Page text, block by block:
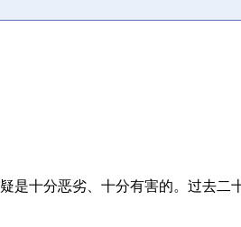
是十分恶劣、十分有害的。过去二